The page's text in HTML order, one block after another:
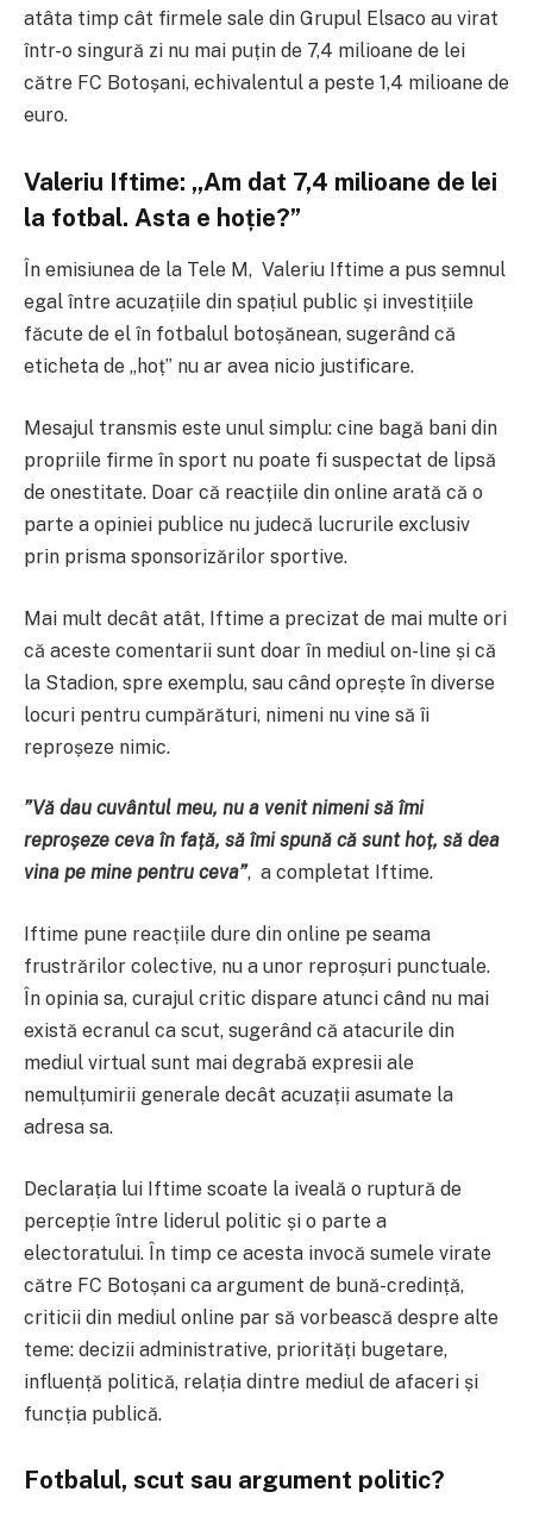
atâta timp cât firmele sale din Grupul Elsaco au virat
într-o singură zi nu mai puțin de 7,4 milioane de lei
către FC Botoșani, echivalentul a peste 1,4 milioane de
euro.
Valeriu Iftime: „Am dat 7,4 milioane de lei
la fotbal. Asta e hoție?”
În emisiunea de la Tele M, Valeriu Iftime a pus semnul
egal între acuzațiile din spațiul public și investițiile
făcute de el în fotbalul botoșănean, sugerând că
eticheta de „hoț” nu ar avea nicio justificare.
Mesajul transmis este unul simplu: cine bagă bani din
propriile firme în sport nu poate fi suspectat de lipsă
de onestitate. Doar că reacțiile din online arată că o
parte a opiniei publice nu judecă lucrurile exclusiv
prin prisma sponsorizărilor sportive.
Mai mult decât atât, Iftime a precizat de mai multe ori
că aceste comentarii sunt doar în mediul on-line și că
la Stadion, spre exemplu, sau când oprește în diverse
locuri pentru cumpărături, nimeni nu vine să îi
reproșeze nimic.
”Vă dau cuvântul meu, nu a venit nimeni să îmi
reproșeze ceva în față, să îmi spună că sunt hoț, să dea
vina pe mine pentru ceva”, a completat Iftime.
Iftime pune reacțiile dure din online pe seama
frustrărilor colective, nu a unor reproșuri punctuale.
În opinia sa, curajul critic dispare atunci când nu mai
există ecranul ca scut, sugerând că atacurile din
mediul virtual sunt mai degrabă expresii ale
nemulțumirii generale decât acuzații asumate la
adresa sa.
Declarația lui Iftime scoate la iveală o ruptură de
percepție între liderul politic și o parte a
electoratului. În timp ce acesta invocă sumele virate
către FC Botoșani ca argument de bună-credință,
criticii din mediul online par să vorbească despre alte
teme: decizii administrative, priorități bugetare,
influență politică, relația dintre mediul de afaceri și
funcția publică.
Fotbalul, scut sau argument politic?